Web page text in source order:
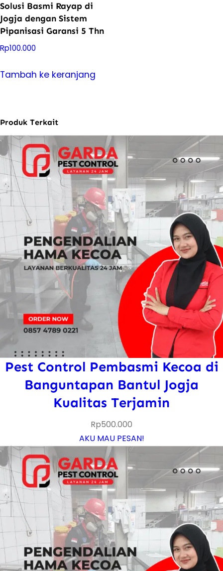
Solusi Basmi Rayap di
Jogja dengan Sistem
Pipanisasi Garansi 5 Thn
Rp100.000
Tambah ke keranjang
Produk Terkait
Pest Control Pembasmi Kecoa di
Banguntapan Bantul Jogja
Kualitas Terjamin
Rp500.000
AKU MAU PESAN!